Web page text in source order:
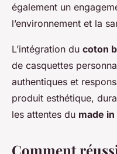
également un
l’environnement et la
L’intégration du coton
de casquettes
authentiques et
produit esthétique,
les attentes du made in
Comment